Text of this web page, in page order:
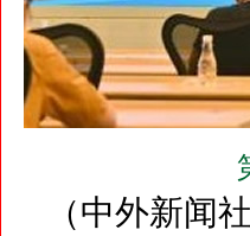
（中外新闻社